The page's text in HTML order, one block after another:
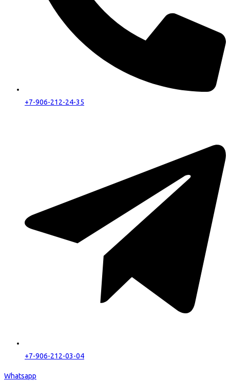
+7-906-212-24-35
+7-906-212-03-04
Whatsapp